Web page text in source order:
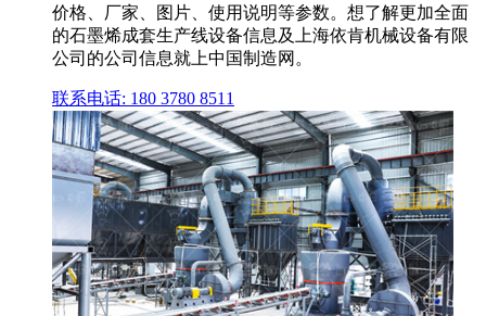
价格、厂家、图片、使用说明等参数。想了解更加全面
的石墨烯成套生产线设备信息及上海依肯机械设备有限
公司的公司信息就上中国制造网。
联系电话: 180 3780 8511